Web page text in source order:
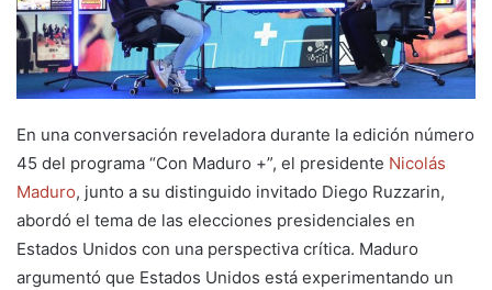
En una conversación reveladora durante la edición número
45 del programa “Con Maduro +”, el presidente Nicolás
Maduro, junto a su distinguido invitado Diego Ruzzarin,
abordó el tema de las elecciones presidenciales en
Estados Unidos con una perspectiva crítica. Maduro
argumentó que Estados Unidos está experimentando un